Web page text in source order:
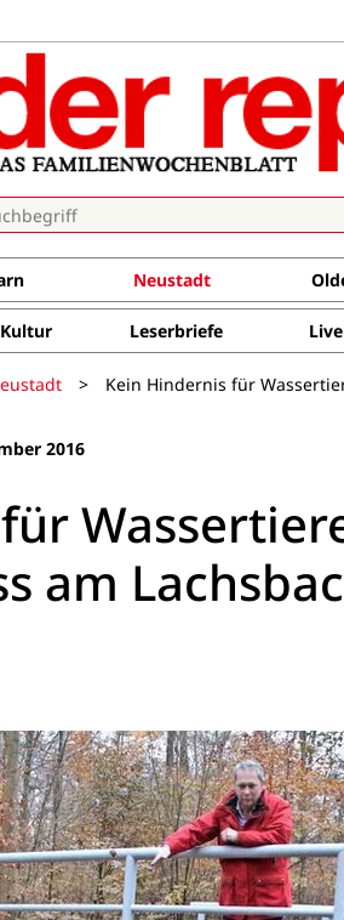
Neustadt
Kultur Leserbriefe Live
> Kein Hindernis für
2016
am